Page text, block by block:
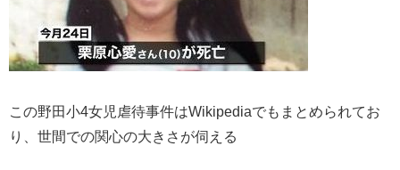
この野田小4女児虐待事件はWikipediaでもまとめられてお
り、世間での関心の大きさが伺える